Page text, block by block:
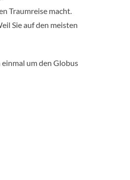
Traumreise macht.
Sie auf den meisten
um den Globus